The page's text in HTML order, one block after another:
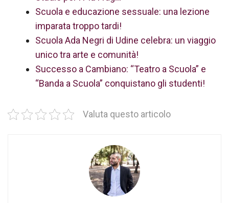
Scuola e educazione sessuale: una lezione
imparata troppo tardi!
Scuola Ada Negri di Udine celebra: un viaggio
unico tra arte e comunità!
Successo a Cambiano: “Teatro a Scuola” e
“Banda a Scuola” conquistano gli studenti!
Valuta questo articolo